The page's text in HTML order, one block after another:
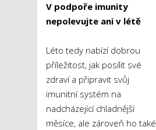
V podpoře imunity
nepolevujte ani v létě
Léto tedy nabízí dobrou
příležitost, jak posílit své
zdraví a připravit svůj
imunitní systém na
nadcházející chladnější
měsíce, ale zároveň ho také